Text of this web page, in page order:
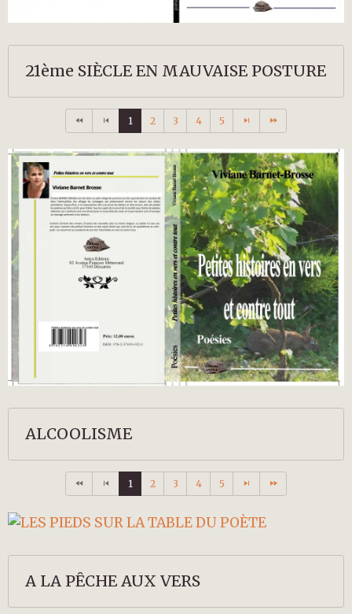
21ème SIÈCLE EN MAUVAISE POSTURE
1 2 3 4 5
ALCOOLISME
1 2 3 4 5
A LA PÊCHE AUX VERS